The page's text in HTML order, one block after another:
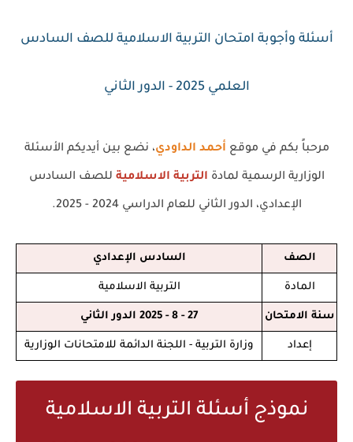
أسئلة وأجوبة امتحان التربية الاسلامية للصف السادس
العلمي 2025 - الدور الثاني
مرحباً بكم في موقع أحمد الداودي، نضع بين أيديكم الأسئلة
الوزارية الرسمية لمادة التربية الاسلامية للصف السادس
الإعدادي، الدور الثاني للعام الدراسي 2024 - 2025 .
الصف السادس الإعدادي
المادة التربية الاسلامية
سنة الامتحان 27 - 8 - 2025 الدور الثاني
إعداد وزارة التربية - اللجنة الدائمة للامتحانات الوزارية
نموذج أسئلة التربية الاسلامية